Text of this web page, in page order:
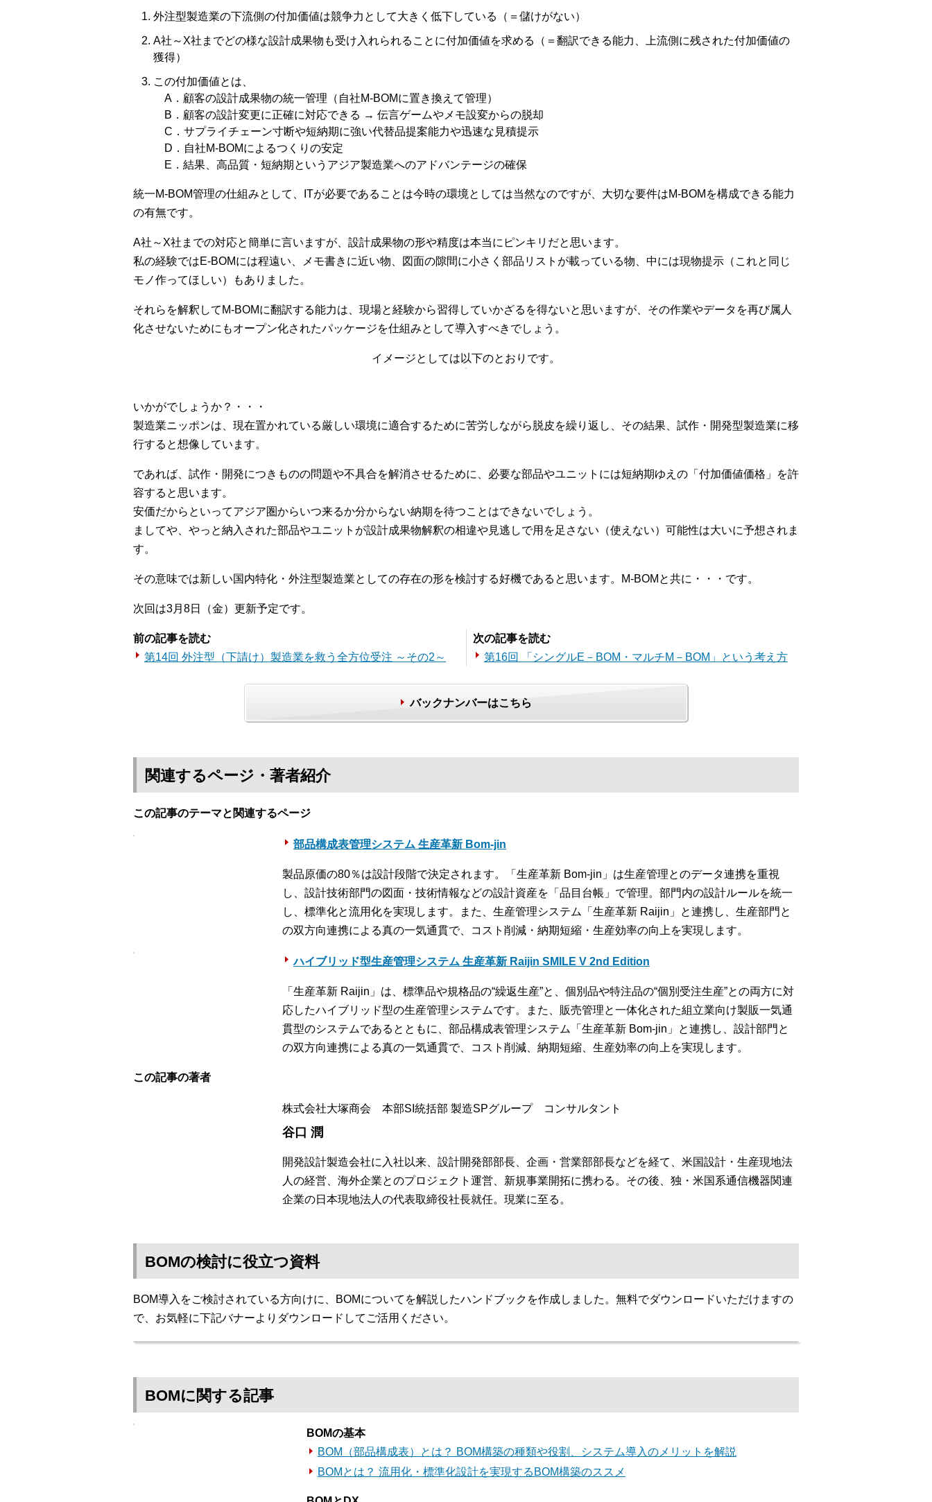
外注型製造業の下流側の付加価値は競争力として大きく低下している（＝儲けがない）
A社～X社までどの様な設計成果物も受け入れられることに付加価値を求める（＝翻訳できる能力、上流側に残された付加価値の
獲得）
この付加価値とは、
A．顧客の設計成果物の統一管理（自社M-BOMに置き換えて管理）
B．顧客の設計変更に正確に対応できる → 伝言ゲームやメモ設変からの脱却
C．サプライチェーン寸断や短納期に強い代替品提案能力や迅速な見積提示
D．自社M-BOMによるつくりの安定
E．結果、高品質・短納期というアジア製造業へのアドバンテージの確保
統一M-BOM管理の仕組みとして、ITが必要であることは今時の環境としては当然なのですが、大切な要件はM-BOMを構成できる能力
の有無です。
A社～X社までの対応と簡単に言いますが、設計成果物の形や精度は本当にピンキリだと思います。
私の経験ではE-BOMには程遠い、メモ書きに近い物、図面の隙間に小さく部品リストが載っている物、中には現物提示（これと同じ
モノ作ってほしい）もありました。
それらを解釈してM-BOMに翻訳する能力は、現場と経験から習得していかざるを得ないと思いますが、その作業やデータを再び属人
化させないためにもオープン化されたパッケージを仕組みとして導入すべきでしょう。
イメージとしては以下のとおりです。
いかがでしょうか？・・・
製造業ニッポンは、現在置かれている厳しい環境に適合するために苦労しながら脱皮を繰り返し、その結果、試作・開発型製造業に移
行すると想像しています。
であれば、試作・開発につきものの問題や不具合を解消させるために、必要な部品やユニットには短納期ゆえの「付加価値価格」を許
容すると思います。
安価だからといってアジア圏からいつ来るか分からない納期を待つことはできないでしょう。
ましてや、やっと納入された部品やユニットが設計成果物解釈の相違や見逃しで用を足さない（使えない）可能性は大いに予想されま
す。
その意味では新しい国内特化・外注型製造業としての存在の形を検討する好機であると思います。M-BOMと共に・・・です。
次回は3月8日（金）更新予定です。
前の記事を読む
第14回 外注型（下請け）製造業を救う全方位受注 ～その2～
次の記事を読む
第16回 「シングルE－BOM・マルチM－BOM」という考え方
バックナンバーはこちら
関連するページ・著者紹介
この記事のテーマと関連するページ
部品構成表管理システム 生産革新 Bom-jin
製品原価の80％は設計段階で決定されます。「生産革新 Bom-jin」は生産管理とのデータ連携を重視
し、設計技術部門の図面・技術情報などの設計資産を「品目台帳」で管理。部門内の設計ルールを統一
し、標準化と流用化を実現します。また、生産管理システム「生産革新 Raijin」と連携し、生産部門と
の双方向連携による真の一気通貫で、コスト削減・納期短縮・生産効率の向上を実現します。
ハイブリッド型生産管理システム 生産革新 Raijin SMILE V 2nd Edition
「生産革新 Raijin」は、標準品や規格品の“繰返生産”と、個別品や特注品の“個別受注生産”との両方に対
応したハイブリッド型の生産管理システムです。また、販売管理と一体化された組立業向け製販一気通
貫型のシステムであるとともに、部品構成表管理システム「生産革新 Bom-jin」と連携し、設計部門と
の双方向連携による真の一気通貫で、コスト削減、納期短縮、生産効率の向上を実現します。
この記事の著者
株式会社大塚商会 本部SI統括部 製造SPグループ コンサルタント
谷口 潤
開発設計製造会社に入社以来、設計開発部部長、企画・営業部部長などを経て、米国設計・生産現地法
人の経営、海外企業とのプロジェクト運営、新規事業開拓に携わる。その後、独・米国系通信機器関連
企業の日本現地法人の代表取締役社長就任。現業に至る。
BOMの検討に役立つ資料
BOM導入をご検討されている方向けに、BOMについてを解説したハンドブックを作成しました。無料でダウンロードいただけますの
で、お気軽に下記バナーよりダウンロードしてご活用ください。
BOMに関する記事
BOMの基本
BOM（部品構成表）とは？ BOM構築の種類や役割、システム導入のメリットを解説
BOMとは？ 流用化・標準化設計を実現するBOM構築のススメ